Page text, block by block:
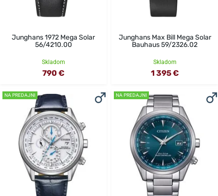
Junghans 1972 Mega Solar
56/4210.00
Skladom
790 €
Junghans Max Bill Mega Solar
Bauhaus 59/2326.02
Skladom
1 395 €
NA PREDAJNI NA PREDAJNI